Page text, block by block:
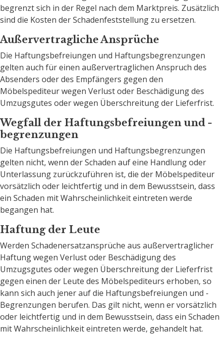
begrenzt sich in der Regel nach dem Marktpreis. Zusätzlich
sind die Kosten der Schadenfeststellung zu ersetzen.
Außervertragliche Ansprüche
Die Haftungsbefreiungen und Haftungsbegrenzungen
gelten auch für einen außervertraglichen Anspruch des
Absenders oder des Empfängers gegen den
Möbelspediteur wegen Verlust oder Beschädigung des
Umzugsgutes oder wegen Überschreitung der Lieferfrist.
Wegfall der Haftungsbefreiungen und -
begrenzungen
Die Haftungsbefreiungen und Haftungsbegrenzungen
gelten nicht, wenn der Schaden auf eine Handlung oder
Unterlassung zurückzuführen ist, die der Möbelspediteur
vorsätzlich oder leichtfertig und in dem Bewusstsein, dass
ein Schaden mit Wahrscheinlichkeit eintreten werde
begangen hat.
Haftung der Leute
Werden Schadenersatzansprüche aus außervertraglicher
Haftung wegen Verlust oder Beschädigung des
Umzugsgutes oder wegen Überschreitung der Lieferfrist
gegen einen der Leute des Möbelspediteurs erhoben, so
kann sich auch jener auf die Haftungsbefreiungen und -
Begrenzungen berufen. Das gilt nicht, wenn er vorsätzlich
oder leichtfertig und in dem Bewusstsein, dass ein Schaden
mit Wahrscheinlichkeit eintreten werde, gehandelt hat.